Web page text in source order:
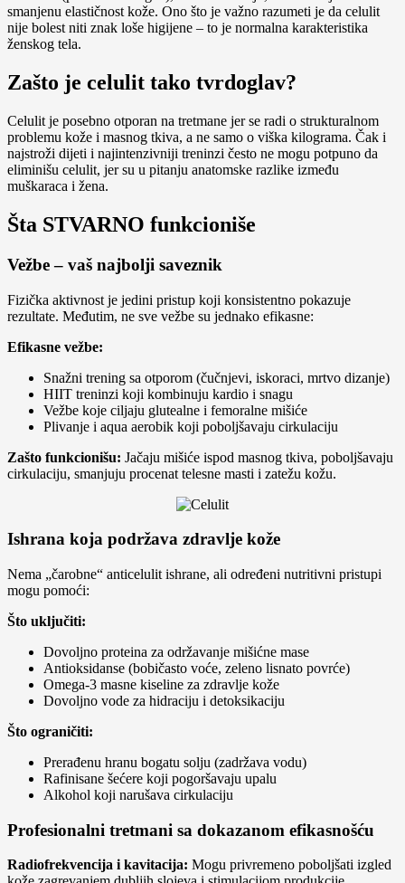
smanjenu elastičnost kože. Ono što je važno razumeti je da celulit
nije bolest niti znak loše higijene – to je normalna karakteristika
ženskog tela.
Zašto je celulit tako tvrdoglav?
Celulit je posebno otporan na tretmane jer se radi o strukturalnom
problemu kože i masnog tkiva, a ne samo o viška kilograma. Čak i
najstroži dijeti i najintenzivniji treninzi često ne mogu potpuno da
eliminišu celulit, jer su u pitanju anatomske razlike između
muškaraca i žena.
Šta STVARNO funkcioniše
Vežbe – vaš najbolji saveznik
Fizička aktivnost je jedini pristup koji konsistentno pokazuje
rezultate. Međutim, ne sve vežbe su jednako efikasne:
Efikasne vežbe:
Snažni trening sa otporom (čučnjevi, iskoraci, mrtvo dizanje)
HIIT treninzi koji kombinuju kardio i snagu
Vežbe koje ciljaju glutealne i femoralne mišiće
Plivanje i aqua aerobik koji poboljšavaju cirkulaciju
Zašto funkcionišu: Jačaju mišiće ispod masnog tkiva, poboljšavaju
cirkulaciju, smanjuju procenat telesne masti i zatežu kožu.
Ishrana koja podržava zdravlje kože
Nema „čarobne“ anticelulit ishrane, ali određeni nutritivni pristupi
mogu pomoći:
Što uključiti:
Dovoljno proteina za održavanje mišićne mase
Antioksidanse (bobičasto voće, zeleno lisnato povrće)
Omega-3 masne kiseline za zdravlje kože
Dovoljno vode za hidraciju i detoksikaciju
Što ograničiti:
Prerađenu hranu bogatu solju (zadržava vodu)
Rafinisane šećere koji pogoršavaju upalu
Alkohol koji narušava cirkulaciju
Profesionalni tretmani sa dokazanom efikasnošću
Radiofrekvencija i kavitacija: Mogu privremeno poboljšati izgled